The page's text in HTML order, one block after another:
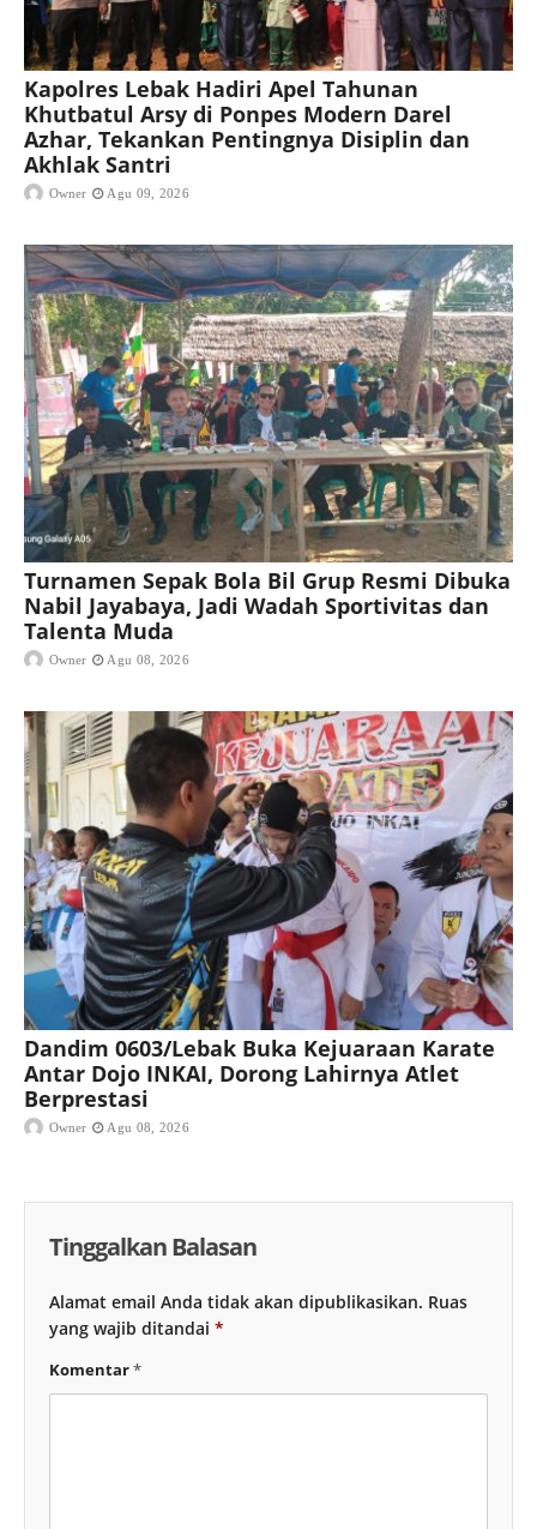
Kapolres Lebak Hadiri Apel Tahunan
Khutbatul Arsy di Ponpes Modern Darel
Azhar, Tekankan Pentingnya Disiplin dan
Akhlak Santri
Owner Agu 09, 2026
Turnamen Sepak Bola Bil Grup Resmi Dibuka
Nabil Jayabaya, Jadi Wadah Sportivitas dan
Talenta Muda
Owner Agu 08, 2026
Dandim 0603/Lebak Buka Kejuaraan Karate
Antar Dojo INKAI, Dorong Lahirnya Atlet
Berprestasi
Owner Agu 08, 2026
Tinggalkan Balasan
Alamat email Anda tidak akan dipublikasikan. Ruas
yang wajib ditandai *
Komentar*